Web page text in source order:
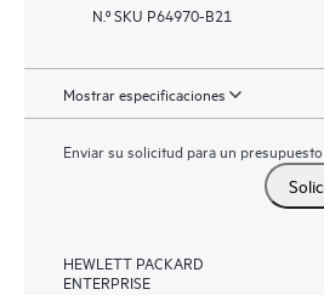
N.º SKU P64970-B21
Mostrar especificaciones
Enviar su solicitud para un
HEWLETT PACKARD
ENTERPRISE